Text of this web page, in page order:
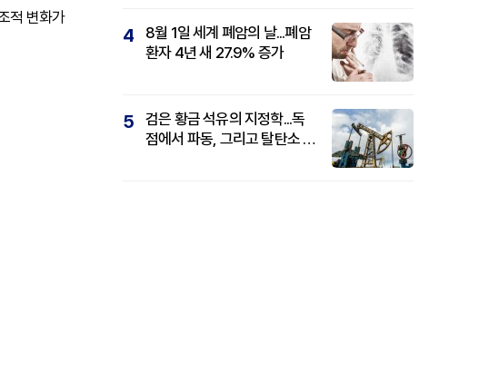
적 변화가
4
8월 1일 세계 폐암의 날...폐암
환자 4년 새 27.9% 증가
5
검은 황금 석유의 지정학...독
점에서 파동, 그리고 탈탄소 패